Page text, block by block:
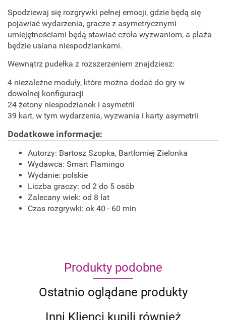
Spodziewaj się rozgrywki pełnej emocji, gdzie będą się
pojawiać wydarzenia, gracze z asymetrycznymi
umiejętnościami będą stawiać czoła wyzwaniom, a plaża
będzie usiana niespodziankami.
Wewnątrz pudełka z rozszerzeniem znajdziesz:
4 niezależne moduły, które można dodać do gry w
dowolnej konfiguracji
24 żetony niespodzianek i asymetrii
39 kart, w tym wydarzenia, wyzwania i karty asymetrii
Dodatkowe informacje:
Autorzy: Bartosz Szopka, Bartłomiej Zielonka
Wydawca: Smart Flamingo
Wydanie: polskie
Liczba graczy: od 2 do 5 osób
Zalecany wiek: od 8 lat
Czas rozgrywki: ok 40 - 60 min
Produkty podobne
Ostatnio oglądane produkty